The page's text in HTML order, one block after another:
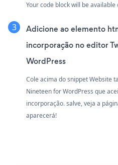
Your code block will be
Adicione ao elemento
incorporação no editor
WordPress
Cole acima do snippet Website
Nineteen for WordPress que
incorporação. salve, veja a
aparecerá!